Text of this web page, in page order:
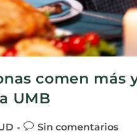
comen más
UMB
Sin comentarios